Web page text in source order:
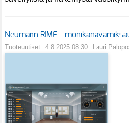
Neumann RIME –
Tuoteuutiset 4.8.2025 08:30 Lauri